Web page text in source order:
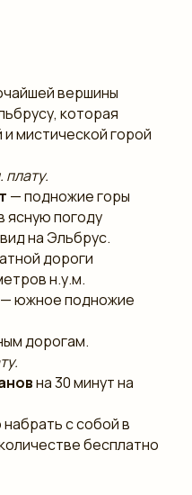
вершины
которая
мистической горой
плату.
— подножие горы
ясную погоду
на Эльбрус.
дороги
н.у.м.
— южное подножие
дорогам.
на 30 минутна
с собой в
бесплатно